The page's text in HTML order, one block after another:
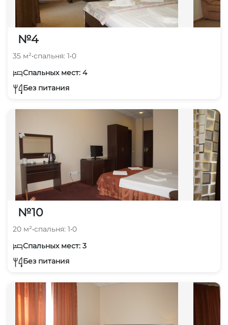
№4
35 м²•спальня: 1•0
Спальных мест: 4
Без питания
№10
20 м²•спальня: 1•0
Спальных мест: 3
Без питания